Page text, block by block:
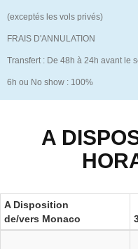
(exceptés les vols privés)
FRAIS D'ANNULATION
Transfert : De 48h à 24h avant le
6h ou No show : 100%
A
A Disposition
de/vers Monaco